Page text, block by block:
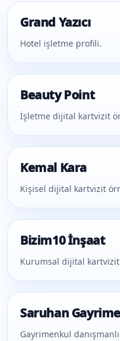
Grand Yazıcı
Hotel işletme profili.
Beauty Point
İşletme dijital kartvizit
Kemal Kara
Kişisel dijital kartvizit
Bizim10 İnşaat
Kurumsal dijital
Saruhan
Gayrimenkul